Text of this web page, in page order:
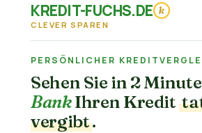
KREDIT-FUCHS.DE k
CLEVER SPAREN
PERSÖNLICHER
Sehen Sie in 2
BankIhren Kredit
vergibt.